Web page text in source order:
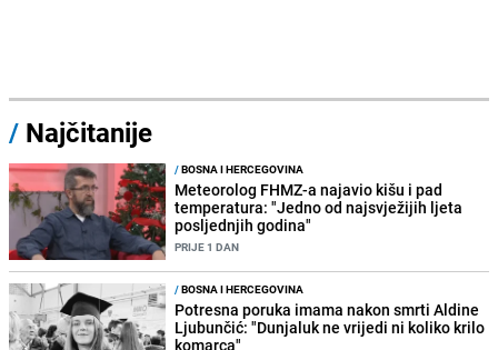
/ Najčitanije
/BOSNA I HERCEGOVINA
Meteorolog FHMZ-a najavio kišu i pad
temperatura: "Jedno od najsvježijih ljeta
posljednjih godina"
PRIJE 1 DAN
/BOSNA I HERCEGOVINA
Potresna poruka imama nakon smrti Aldine
Ljubunčić: "Dunjaluk ne vrijedi ni koliko krilo
komarca"